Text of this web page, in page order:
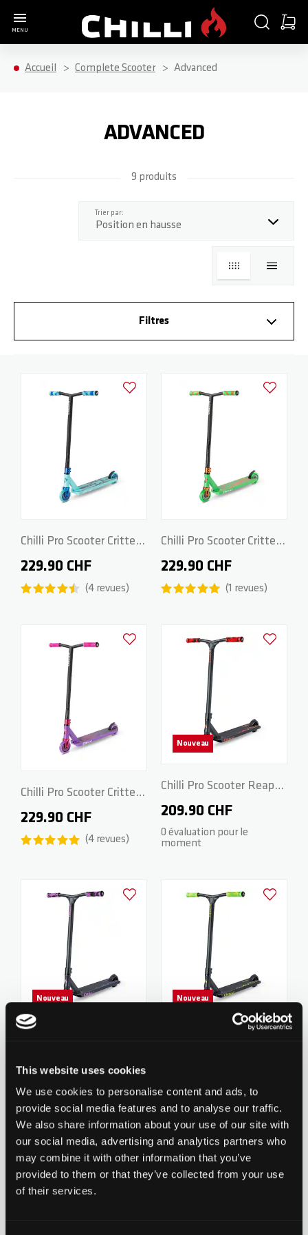
This website uses cookies
We use cookies to personalise content and ads, to
provide social media features and to analyse our traffic.
We also share information about your use of our site with
our social media, advertising and analytics partners who
may combine it with other information that you’ve
provided to them or that they’ve collected from your use
of their services.
MENU
CHERCHER
Accueil Complete Scooter Advanced
ADVANCED
9 produits
Trier par:
GRILLELISTE
Filtres
Chilli Pro Scooter Critter -
Hercules Beetle
229.90 CHF
4 revues
Ajouter à la liste d'achats
Chilli Pro Scooter Critter -
Chameleon
229.90 CHF
1 revues
Ajouter à
Chilli Pro Scooter Critter -
Octopus
229.90 CHF
4 revues
Ajouter à la liste d'achats
Nouveau
Chilli Pro Scooter Reaper
Venom - L - Red
209.90 CHF
0 évaluation pour le
moment
Ajouter à
Nouveau
Venom - L - Purple
209.90 CHF
1 revues
Ajouter à la liste d'achats
Nouveau
0 évaluation pour le
moment
Ajouter à
Ajouter à la liste d'achats